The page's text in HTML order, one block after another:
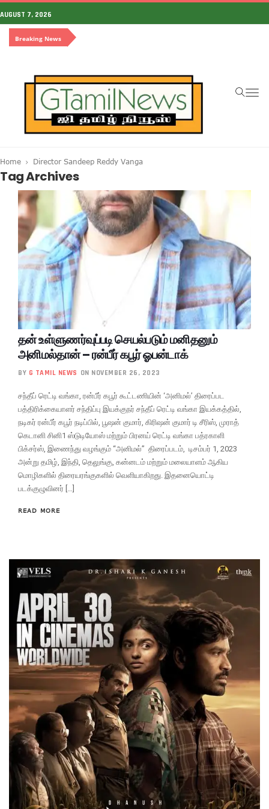
AUGUST 7, 2026
Breaking News
Home Director Sandeep Reddy Vanga
Tag Archives
தன் உள்ளுணர்வுப்படி செயல்படும் மனிதனும்
அனிமல்தான் – ரன்பீர் கபூர் ஓபன்டாக்
BY G TAMIL NEWS ON NOVEMBER 26, 2023
சந்தீப் ரெட்டி வங்கா, ரன்பீர் கபூர் கூட்டணியின் ‘அனிமல்’ திரைப்பட
பத்திரிக்கையாளர் சந்திப்பு இயக்குநர் சந்தீப் ரெட்டி வங்கா இயக்கத்தில்,
நடிகர் ரன்பீர் கபூர் நடிப்பில், பூஷன் குமார், கிரிஷன் குமார் டி சீரிஸ், முராத்
கெடானி சினி1 ஸ்டுடியோஸ் மற்றும் பிரனய் ரெட்டி வங்கா பத்ரகாளி
பிக்சர்ஸ், இணைந்து வழங்கும் “அனிமல்” திரைப்படம், டிசம்பர் 1, 2023
அன்று தமிழ், இந்தி, தெலுங்கு, கன்னடம் மற்றும் மலையாளம் ஆகிய
மொழிகளில் திரையரங்குகளில் வெளியாகிறது. இதனையொட்டி
படக்குழுவினர் […]
READ MORE